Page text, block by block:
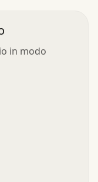
in modo